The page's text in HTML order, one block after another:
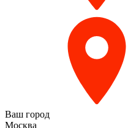
Ваш город
Москва